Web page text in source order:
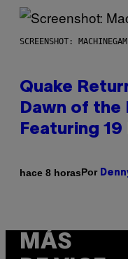
SCREENSHOT:
Quake
Dawn of the
Featuring
hace 8 horasPor
MÁS